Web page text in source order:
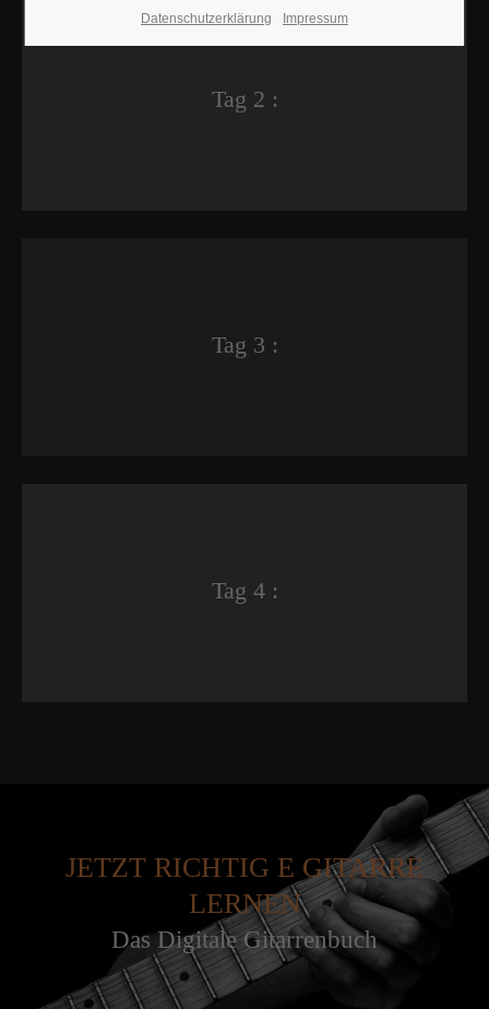
Tag 2 :
Tag 3 :
Tag 4 :
JETZT RICHTIG E GITARRE
LERNEN
Das Digitale Gitarrenbuch
Datenschutzerklärung Impressum